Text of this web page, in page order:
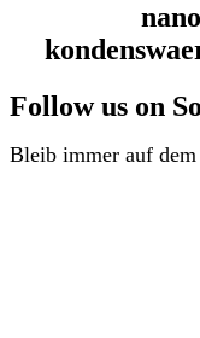
Follow us on
Bleib immer auf dem